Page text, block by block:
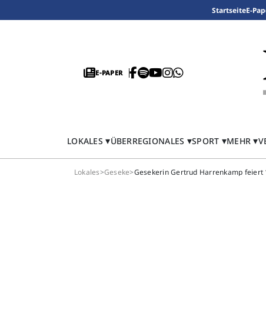
StartseiteE-
E-PAPER
LOKALES ÜBERREGIONALES SPORT MEHR
Lokales>Geseke>Gesekerin Gertrud Harrenkamp feiert